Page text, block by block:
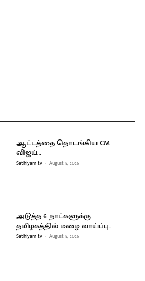
ஆட்டத்தை தொடங்கிய CM
விஜய்…
Sathiyam tv - August 8, 2026
அடுத்த 6 நாட்களுக்கு
தமிழகத்தில் மழை வாய்ப்பு…
Sathiyam tv - August 8, 2026